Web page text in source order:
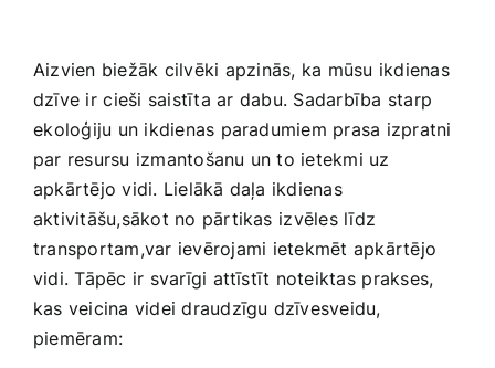
Aizvien biežāk cilvēki ⁣apzinās, ka mūsu ikdienas
dzīve ir ⁢cieši saistīta ⁢ar dabu. Sadarbība starp
⁤ekoloģiju un ikdienas paradumiem prasa izpratni
par resursu izmantošanu un ‍to ietekmi uz
apkārtējo vidi. Lielākā‌ daļa ikdienas
aktivitāšu,sākot no pārtikas ⁢izvēles līdz
transportam,var ievērojami ⁤ietekmēt apkārtējo
vidi. Tāpēc ir svarīgi attīstīt noteiktas⁢ prakses,
kas veicina videi draudzīgu dzīvesveidu,
piemēram: